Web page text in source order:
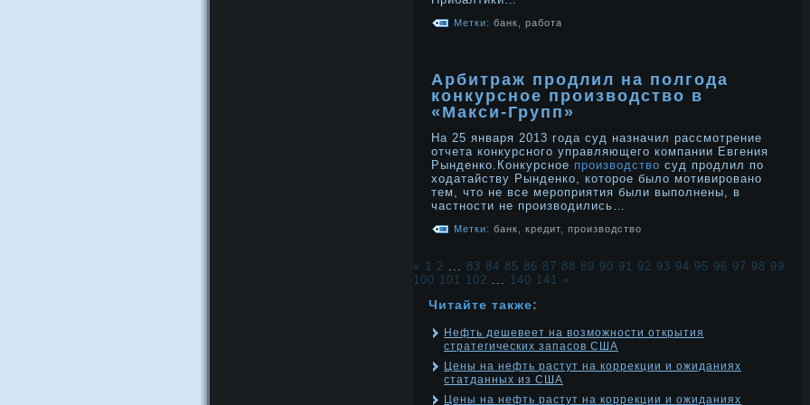
Метки: банк работа
Арбитраж продлил на полгода
конкурсное производство в
«Макси-Групп»
На 25 января 2013 года суд назначил рассмотрение
отчета конкурсного управляющего компании Евгения
Рынденко.Конкурсное производство суд продлил по
ходатайству Рынденко, которое было мотивировано
тем, что не все мероприятия были выполнены, в
частности не производились…
Метки: банк кредит производство
« 1 2 ... 83 84 85 86 87 88 89 90 91 92 93 94 95 96 97 98 99
100 101 102 ... 140 141 »
Читайте также:
Нефть дешевеет на возможности открытия
стратегических запасов США
Цены на нефть растут на коррекции и ожиданиях
статданных из США
Цены на нефть растут на коррекции и ожиданиях